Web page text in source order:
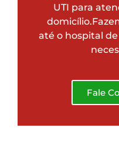
UTI para
até o hospital
Fale